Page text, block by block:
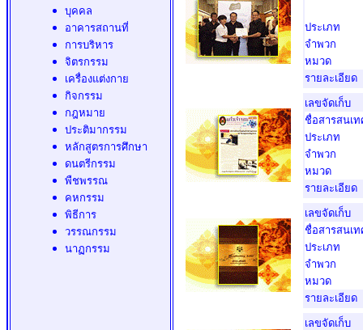
บุคคล
อาคารสถานที่
การบริหาร
จิตรกรรม
เครื่องแต่งกาย
กิจกรรม
กฎหมาย
ประติมากรรม
หลักสูตรการศึกษา
ดนตรีกรรม
พืชพรรณ
คหกรรม
พิธีการ
วรรณกรรม
นาฏกรรม
ประเภท
จำพวก
หมวด
รายละเอียด
เลขจัดเก็บ
ชื่อสารสนเท
ประเภท
จำพวก
หมวด
รายละเอียด
เลขจัดเก็บ
ชื่อสารสนเท
ประเภท
จำพวก
หมวด
รายละเอียด
เลขจัดเก็บ